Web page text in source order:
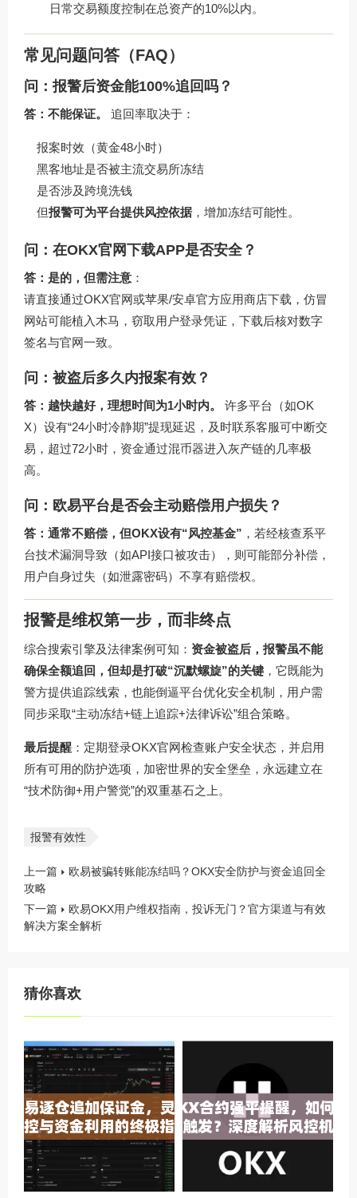
日常交易额度控制在总资产的10%以内。
常见问题问答（FAQ）
问：报警后资金能100%追回吗？
答：不能保证。 追回率取决于：
报案时效（黄金48小时）
黑客地址是否被主流交易所冻结
是否涉及跨境洗钱
但报警可为平台提供风控依据 ，增加冻结可能性。
问：在OKX官网下载APP是否安全？
答：是的，但需注意 ：
请直接通过OKX官网或苹果/安卓官方应用商店下载，仿冒
网站可能植入木马，窃取用户登录凭证，下载后核对数字
签名与官网一致。
问：被盗后多久内报案有效？
答：越快越好，理想时间为1小时内。
许多平台（如OK
X）设有“24小时冷静期”提现延迟，及时联系客服可中断交
易，超过72小时，资金通过混币器进入灰产链的几率极
高。
问：欧易平台是否会主动赔偿用户损失？
答：通常不赔偿，但OKX设有“风控基金” ，若经核查系平
台技术漏洞导致（如API接口被攻击），则可能部分补偿，
用户自身过失（如泄露密码）不享有赔偿权。
报警是维权第一步，而非终点
综合搜索引擎及法律案例可知： 资金被盗后，报警虽不能
确保全额追回，但却是打破“沉默螺旋”的关键 ，它既能为
警方提供追踪线索，也能倒逼平台优化安全机制，用户需
同步采取“主动冻结+链上追踪+法律诉讼”组合策略。
最后提醒 ：定期登录OKX官网检查账户安全状态，并启用
所有可用的防护选项，加密世界的安全堡垒，永远建立在
“技术防御+用户警觉”的双重基石之上。
报警有效性
上一篇
欧易被骗转账能冻结吗？OKX安全防护与资金追回全
攻略
下一篇
欧易OKX用户维权指南，投诉无门？官方渠道与有效
解决方案全解析
猜你喜欢